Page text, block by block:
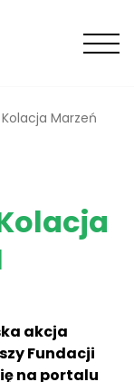
Kolacja Marzeń
akcja
Fundacji
na portalu